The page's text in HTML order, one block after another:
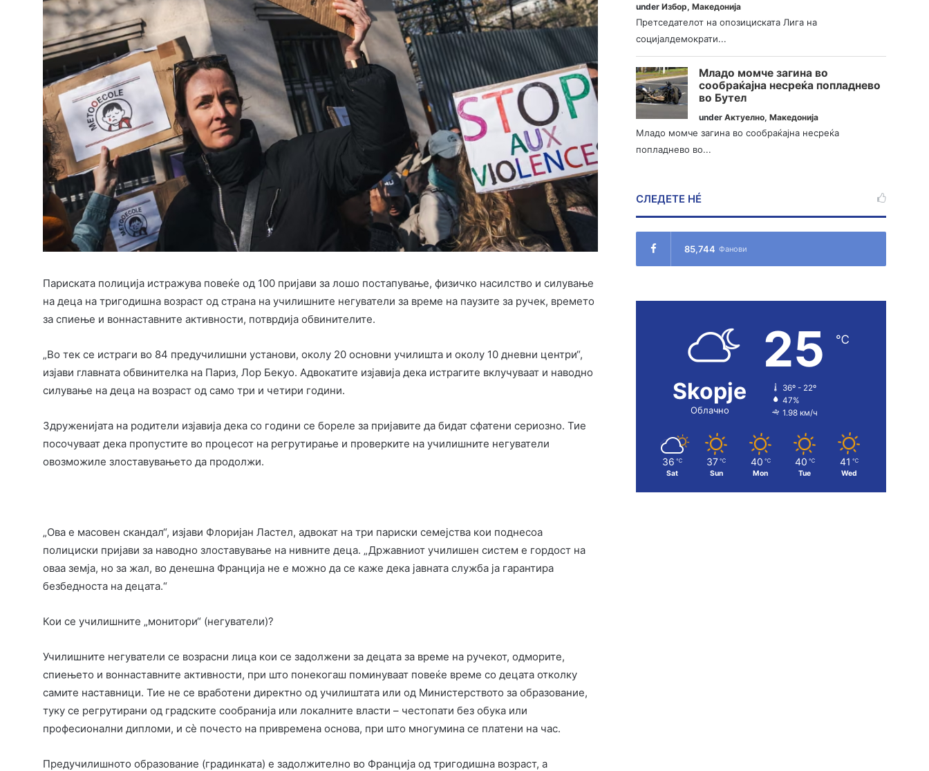
Париската полиција истражува повеќе од 100 пријави за лошо постапување, физичко насилство и силување
на деца на тригодишна возраст од страна на училишните негуватели за време на паузите за ручек, времето
за спиење и воннаставните активности, потврдија обвинителите.
„Во тек се истраги во 84 предучилишни установи, околу 20 основни училишта и околу 10 дневни центри“,
изјави главната обвинителка на Париз, Лор Бекуо. Адвокатите изјавија дека истрагите вклучуваат и наводно
силување на деца на возраст од само три и четири години.
Здруженијата на родители изјавија дека со години се бореле за пријавите да бидат сфатени сериозно. Тие
посочуваат дека пропустите во процесот на регрутирање и проверките на училишните негуватели
овозможиле злоставувањето да продолжи.
„Ова е масовен скандал“, изјави Флоријан Ластел, адвокат на три париски семејства кои поднесоа
полициски пријави за наводно злоставување на нивните деца. „Државниот училишен систем е гордост на
оваа земја, но за жал, во денешна Франција не е можно да се каже дека јавната служба ја гарантира
безбедноста на децата.“
Кои се училишните „монитори“ (негуватели)?
Училишните негуватели се возрасни лица кои се задолжени за децата за време на ручекот, одморите,
спиењето и воннаставните активности, при што понекогаш поминуваат повеќе време со децата отколку
самите наставници. Тие не се вработени директно од училиштата или од Министерството за образование,
туку се регрутирани од градските сообранија или локалните власти – честопати без обука или
професионални дипломи, и сè почесто на привремена основа, при што многумина се платени на час.
Предучилишното образование (градинката) е задолжително во Франција од тригодишна возраст, а
underИзбор,Македонија
Претседателот на опозициската Лига на
социјалдемократи...
Младо момче загина во
сообраќајна несреќа попладнево
во Бутел
underАктуелно,Македонија
Младо момче загина во сообраќајна несреќа
попладнево во...
СЛЕДЕТЕ НÉ
85,744 Фанови
Skopje
Облачно
25 ℃
36º - 22º
47%
1.98 км/ч
36 ℃
Sat
37 ℃
Sun
40 ℃
Mon
40 ℃
Tue
41 ℃
Wed